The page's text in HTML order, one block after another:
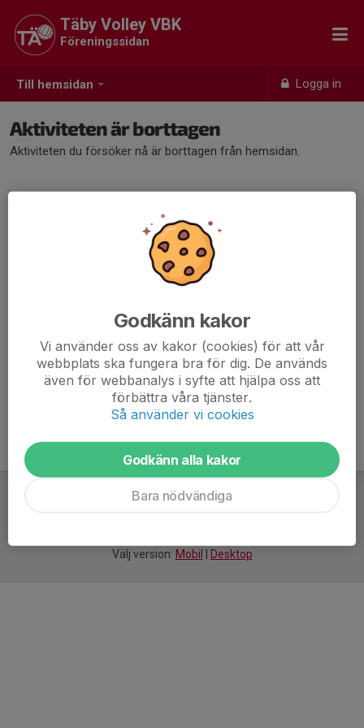
Till hemsidan Logga in
Täby Volley VBK
Föreningssidan
Aktiviteten är borttagen
Aktiviteten du försöker nå är borttagen från hemsidan.
Välj version: Mobil Desktop
Godkänn kakor
Vi använder oss av kakor (cookies) för att vår
webbplats ska fungera bra för dig. De används
även för webbanalys i syfte att hjälpa oss att
förbättra våra tjänster.
Så använder vi cookies
Godkänn alla kakor
Bara nödvändiga